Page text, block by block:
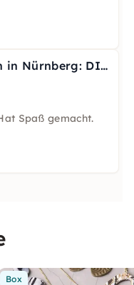
Basteln & Brunchen in Nürnberg: DIY-Event mit Frühstück
Spaß gemacht.
Box